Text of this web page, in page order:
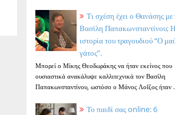
Τι σχέση έχει ο Θανάσης με
Βασίλη Παπακωνσταντίνου; Η
ιστορία του τραγουδιού “Ο
γάτος”.
Μπορεί ο Μίκης Θεοδωράκης να ήταν εκείνος που
ουσιαστικά ανακάλυψε καλλιτεχνικά τον Βασίλη
Παπακωνσταντίνου, ωστόσο ο Μάνος Λοΐζος ήταν
Το παιδί σας online: 6